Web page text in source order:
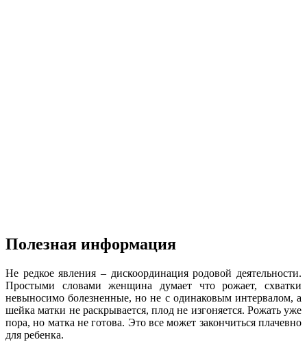
Полезная информация
Не редкое явления – дискоординация родовой деятельности.
Простыми словами женщина думает что рожает, схватки
невыносимо болезненные, но не с одинаковым интервалом, а
шейка матки не раскрывается, плод не изгоняется. Рожать уже
пора, но матка не готова. Это все может закончиться плачевно
для ребенка.